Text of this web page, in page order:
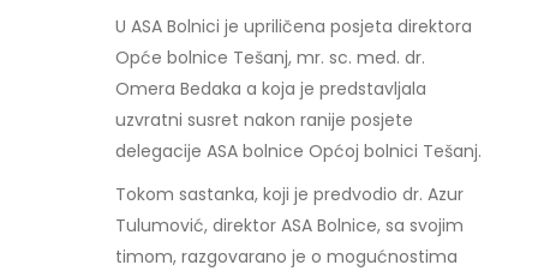
U ASA Bolnici je upriličena posjeta direktora
Opće bolnice Tešanj, mr. sc. med. dr.
Omera Bedaka a koja je predstavljala
uzvratni susret nakon ranije posjete
delegacije ASA bolnice Općoj bolnici Tešanj.
Tokom sastanka, koji je predvodio dr. Azur
Tulumović, direktor ASA Bolnice, sa svojim
timom, razgovarano je o mogućnostima